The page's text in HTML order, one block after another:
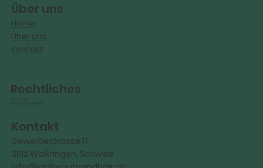
Über uns
Home
Über uns
Kontakt
Rechtliches
Datenschutzerklärung
Kontakt
Gewerbestrasse 17
3512 Walkringen, Schweiz